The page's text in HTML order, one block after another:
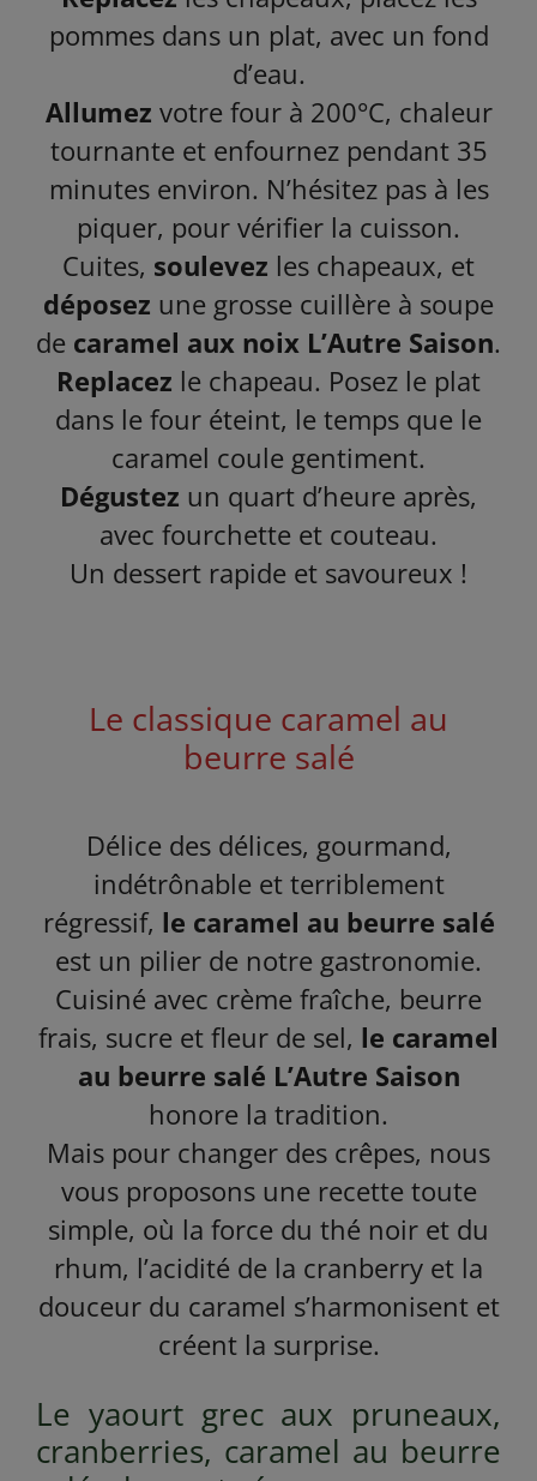
pommes dans un plat, avec un fond
d’eau.
Allumez votre four à 200°C, chaleur
tournante et enfournez pendant 35
minutes environ. N’hésitez pas à les
piquer, pour vérifier la cuisson.
Cuites, soulevez les chapeaux, et
déposez une grosse cuillère à soupe
de caramel aux noix L’Autre Saison.
Replacez le chapeau. Posez le plat
dans le four éteint, le temps que le
caramel coule gentiment.
Dégustez un quart d’heure après,
avec fourchette et couteau.
Un dessert rapide et savoureux !
Le classique caramel au
beurre salé
Délice des délices, gourmand,
indétrônable et terriblement
régressif, le caramel au beurre salé
est un pilier de notre gastronomie.
Cuisiné avec crème fraîche, beurre
frais, sucre et fleur de sel, le caramel
au beurre salé L’Autre Saison
honore la tradition.
Mais pour changer des crêpes, nous
vous proposons une recette toute
simple, où la force du thé noir et du
rhum, l’acidité de la cranberry et la
douceur du caramel s’harmonisent et
créent la surprise.
Le yaourt grec aux pruneaux,
cranberries, caramel au beurre